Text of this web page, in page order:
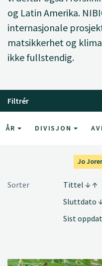
og Latin Amerika.
internasjonale
matsikkerhet og
ikke fullstendig.
Filtrér
ÅR DIVISJON
Jo
Sorter
Tittel
Sluttdato
Sist